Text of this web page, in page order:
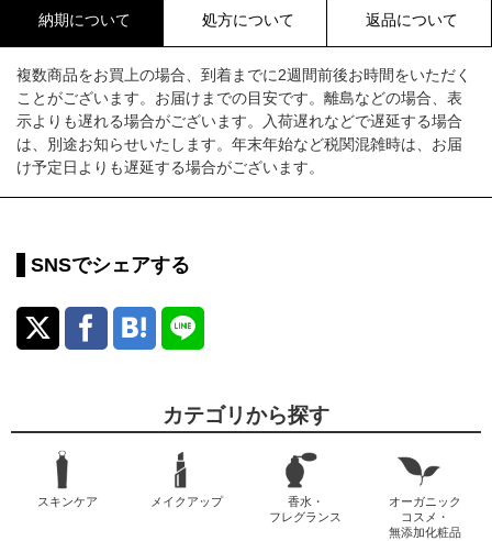
納期について 処方について 返品について
複数商品をお買上の場合、到着までに2週間前後お時間をいただく
ことがございます。お届けまでの目安です。離島などの場合、表
示よりも遅れる場合がございます。入荷遅れなどで遅延する場合
は、別途お知らせいたします。年末年始など税関混雑時は、お届
け予定日よりも遅延する場合がございます。
SNSでシェアする
カテゴリから探す
スキンケア メイクアップ
香水・
フレグランス
オーガニック
コスメ・
無添加化粧品